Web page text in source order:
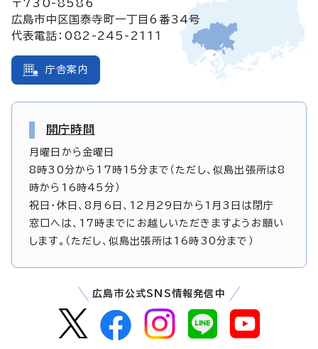
〒730-8586
広島市中区国泰寺町一丁目6番34号
代表電話：082-245-2111
庁舎案内
開庁時間
月曜日から金曜日
8時30分から17時15分まで（ただし、似島出張所は8
時から16時45分）
祝日・休日、8月6日、12月29日から1月3日は閉庁
窓口へは、17時までにお越しいただきますようお願い
します。（ただし、似島出張所は16時30分まで）
広島市公式SNS情報発信中